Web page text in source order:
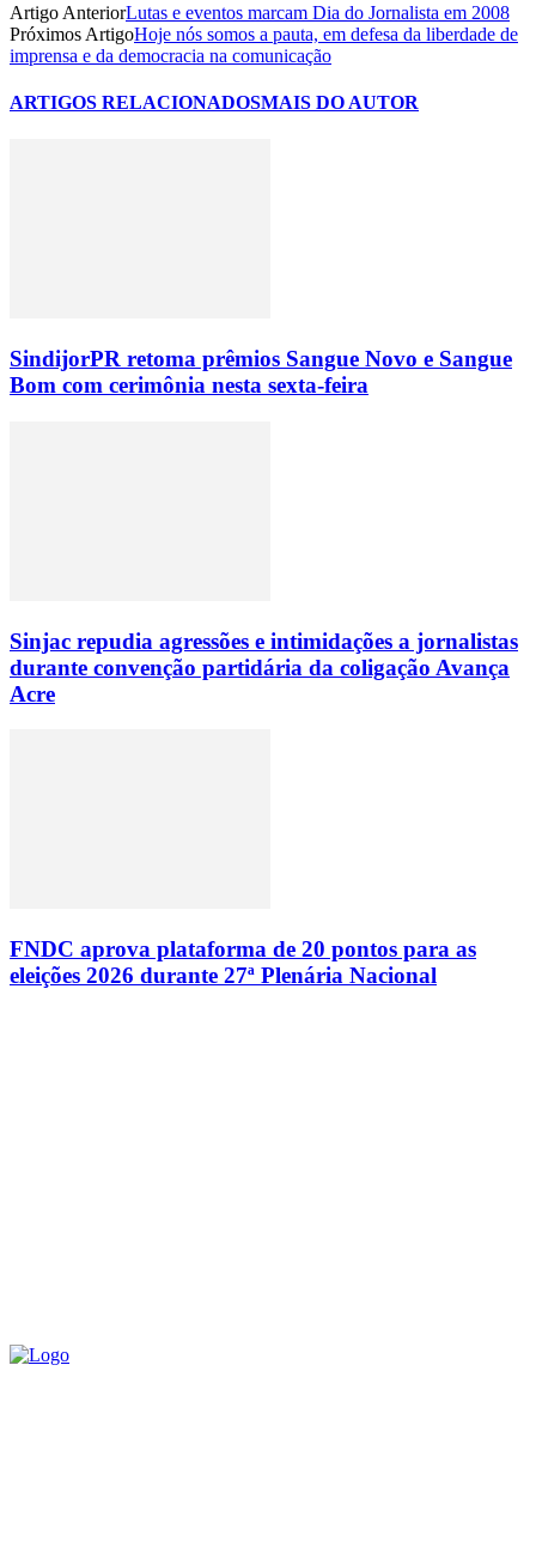
Artigo AnteriorLutas e eventos marcam Dia do Jornalista em 2008
Próximos ArtigoHoje nós somos a pauta, em defesa da liberdade de
imprensa e da democracia na comunicação
ARTIGOS RELACIONADOSMAIS DO AUTOR
SindijorPR retoma prêmios Sangue Novo e Sangue
Bom com cerimônia nesta sexta-feira
Sinjac repudia agressões e intimidações a jornalistas
durante convenção partidária da coligação Avança
Acre
FNDC aprova plataforma de 20 pontos para as
eleições 2026 durante 27ª Plenária Nacional